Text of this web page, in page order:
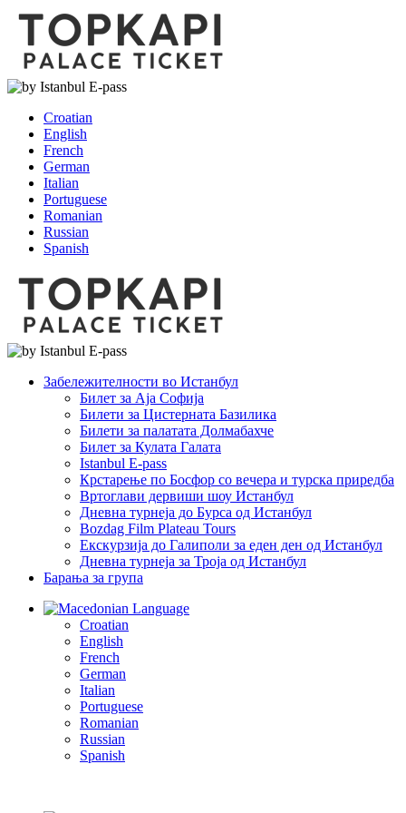
Croatian
English
French
German
Italian
Portuguese
Romanian
Russian
Spanish
Забележителности во Истанбул
Билет за Аја Софија
Билети за Цистерната Базилика
Билети за палатата Долмабахче
Билет за Кулата Галата
Istanbul E-pass
Крстарење по Босфор со вечера и турска приредба
Вртоглави дервиши шоу Истанбул
Дневна турнеја до Бурса од Истанбул
Bozdag Film Plateau Tours
Екскурзија до Галиполи за еден ден од Истанбул
Дневна турнеја за Троја од Истанбул
Барања за група
Language
Croatian
English
French
German
Italian
Portuguese
Romanian
Russian
Spanish